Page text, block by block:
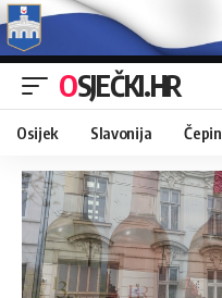
OSJEČKI.HR
Osijek Slavonija Čepin